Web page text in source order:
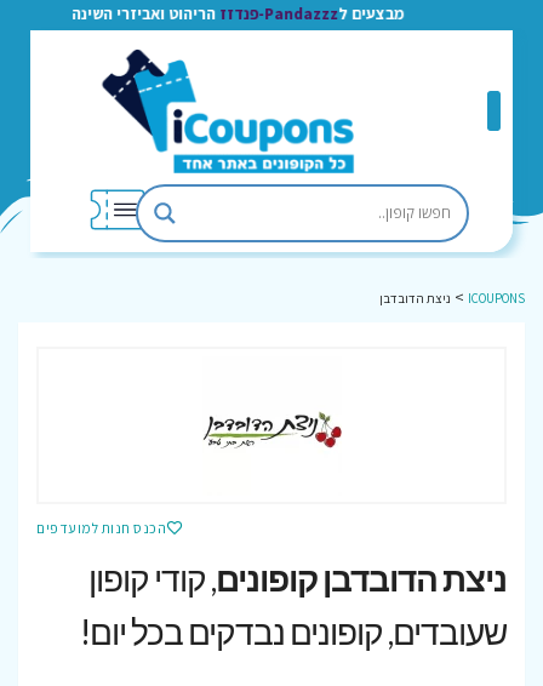
מבצעים לPandazzz-פנדזז הריהוט ואביזרי השינה
ICOUPONS
> ניצת הדובדבן
הכנס חנות למועדפים
ניצת הדובדבן קופונים, קודי קופון
שעובדים, קופונים נבדקים בכל יום!